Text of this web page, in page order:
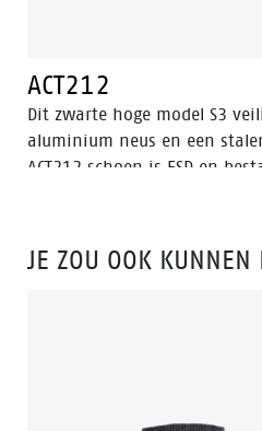
ACT212
Dit zwarte hoge model S3
aluminium neus en een
ACT212 schoen is ESD en
van PU/PU-materiaal. Dit
verbeterde Walkline® 3.0
ondersteunende technieken
JE ZOU OOK